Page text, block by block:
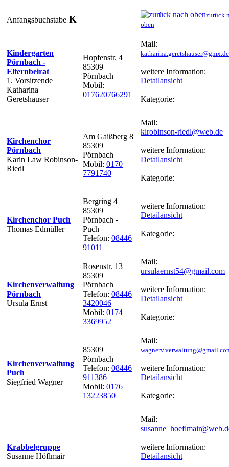
Anfangsbuchstabe K
zurück
oben
Kindergarten
Pörnbach -
Elternbeirat
1. Vorsitzende
Katharina
Geretshauser
Hopfenstr. 4
85309
Pörnbach
Mobil:
017620766291
Mail:
katharina.geretshauser@gmx.de
weitere Information:
Detailansicht
Kategorie:
Kirchenchor
Pörnbach
Karin Law Robinson-
Riedl
Am Gaißberg 8
85309
Pörnbach
Mobil: 0170
7791740
Mail:
klrobinson-riedl@web.de
weitere Information:
Detailansicht
Kategorie:
Kirchenchor Puch
Thomas Edmüller
Bergring 4
85309
Pörnbach -
Puch
Telefon: 08446
91011
weitere Information:
Detailansicht
Kategorie:
Kirchenverwaltung
Pörnbach
Ursula Ernst
Rosenstr. 13
85309
Pörnbach
Telefon: 08446
3420046
Mobil: 0174
3369952
Mail:
ursulaernst54@gmail.com
weitere Information:
Detailansicht
Kategorie:
Kirchenverwaltung
Puch
Siegfried Wagner
85309
Pörnbach
Telefon: 08446
911386
Mobil: 0176
13223850
Mail:
weitere Information:
Detailansicht
Kategorie:
Krabbelgruppe
Susanne Höflmair
Mail:
weitere Information:
Detailansicht